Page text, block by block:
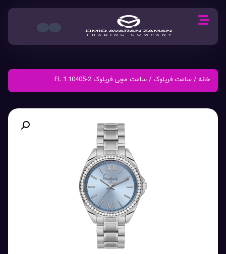
خانه / ساعت فریلوک / ساعت مچی فریلوک FL.1.10405-2